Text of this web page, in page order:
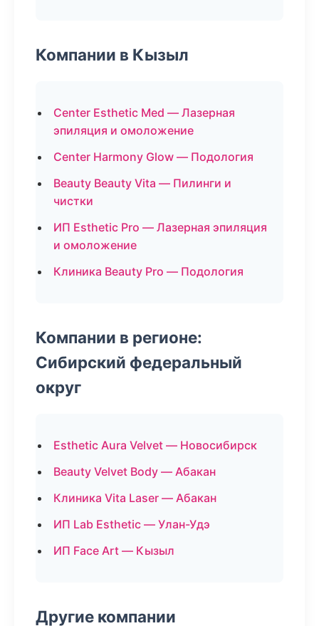
Компании в Кызыл
Center Esthetic Med — Лазерная
эпиляция и омоложение
Center Harmony Glow — Подология
Beauty Beauty Vita — Пилинги и
чистки
ИП Esthetic Pro — Лазерная эпиляция
и омоложение
Клиника Beauty Pro — Подология
Компании в регионе:
Сибирский федеральный
округ
Esthetic Aura Velvet — Новосибирск
Beauty Velvet Body — Абакан
Клиника Vita Laser — Абакан
ИП Lab Esthetic — Улан-Удэ
ИП Face Art — Кызыл
Другие компании